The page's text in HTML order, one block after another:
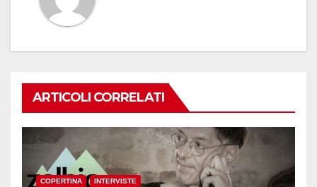
ARTICOLI CORRELATI
COPERTINA INTERVISTE